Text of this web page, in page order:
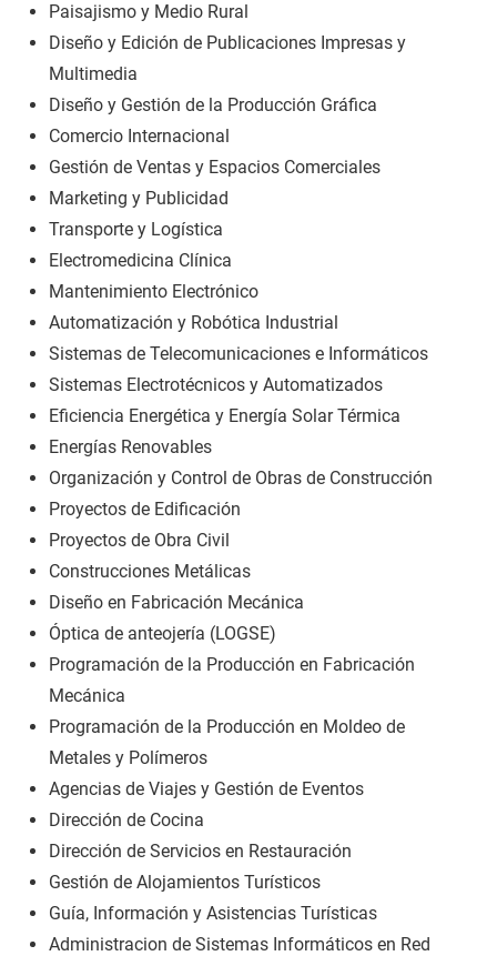
Paisajismo y Medio Rural
Diseño y Edición de Publicaciones Impresas y
Multimedia
Diseño y Gestión de la Producción Gráfica
Comercio Internacional
Gestión de Ventas y Espacios Comerciales
Marketing y Publicidad
Transporte y Logística
Electromedicina Clínica
Mantenimiento Electrónico
Automatización y Robótica Industrial
Sistemas de Telecomunicaciones e Informáticos
Sistemas Electrotécnicos y Automatizados
Eficiencia Energética y Energía Solar Térmica
Energías Renovables
Organización y Control de Obras de Construcción
Proyectos de Edificación
Proyectos de Obra Civil
Construcciones Metálicas
Diseño en Fabricación Mecánica
Óptica de anteojería (LOGSE)
Programación de la Producción en Fabricación
Mecánica
Programación de la Producción en Moldeo de
Metales y Polímeros
Agencias de Viajes y Gestión de Eventos
Dirección de Cocina
Dirección de Servicios en Restauración
Gestión de Alojamientos Turísticos
Guía, Información y Asistencias Turísticas
Administracion de Sistemas Informáticos en Red